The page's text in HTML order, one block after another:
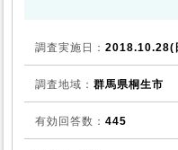
調査実施日： 2018.10.28(
調査地域： 群馬県桐生市
有効回答数： 445